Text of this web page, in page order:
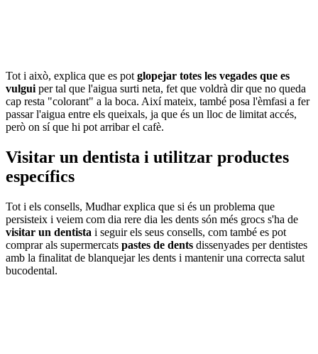
Tot i això, explica que es potglopejar totes les vegades que es
vulguiper tal que l'aigua surti neta, fet que voldrà dir que no queda
cap resta "colorant" a la boca. Així mateix, també posa l'èmfasi a fer
passar l'aigua entre els queixals, ja que és un lloc de limitat accés,
però on sí que hi pot arribar el cafè.
Visitar un dentista i utilitzar productes
específics
Tot i els consells, Mudhar explica que si és un problema que
persisteix i veiem com dia rere dia les dents són més grocs s'ha de
visitar un dentista i seguir els seus consells, com també es pot
comprar als supermercats pastes de dents dissenyades per dentistes
amb la finalitat de blanquejar les dents i mantenir una correcta salut
bucodental.